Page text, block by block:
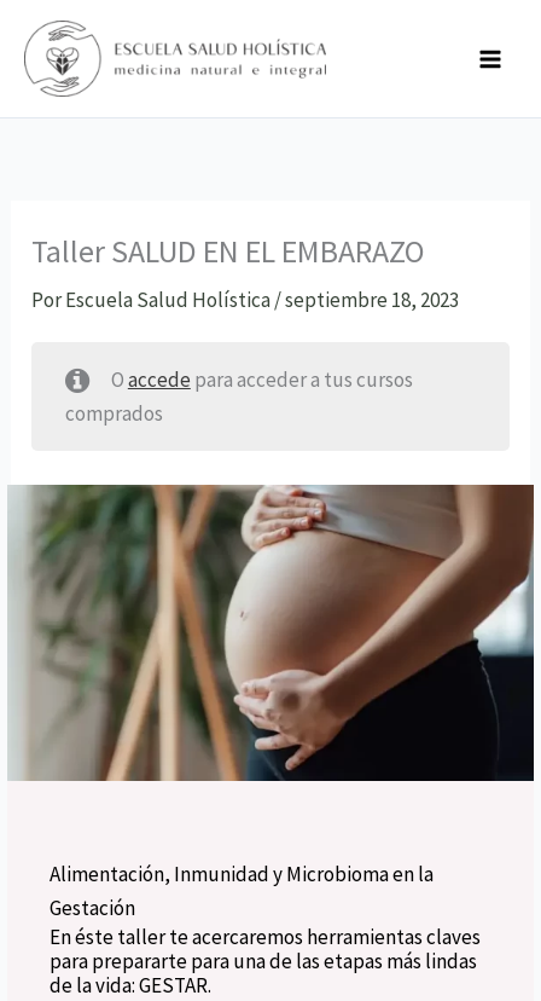
contenido
Taller SALUD EN EL EMBARAZO
PorEscuela Salud Holística/septiembre 18, 2023
Oaccede para acceder a tus cursos
comprados
Alimentación, Inmunidad y Microbioma en la
Gestación
En éste taller te acercaremos herramientas claves
para prepararte para una de las etapas más lindas
de la vida: GESTAR.
Lectura
–
descargable
unos
regalitos
para
vos